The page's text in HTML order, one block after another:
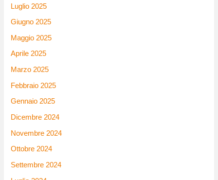
Luglio 2025
Giugno 2025
Maggio 2025
Aprile 2025
Marzo 2025
Febbraio 2025
Gennaio 2025
Dicembre 2024
Novembre 2024
Ottobre 2024
Settembre 2024